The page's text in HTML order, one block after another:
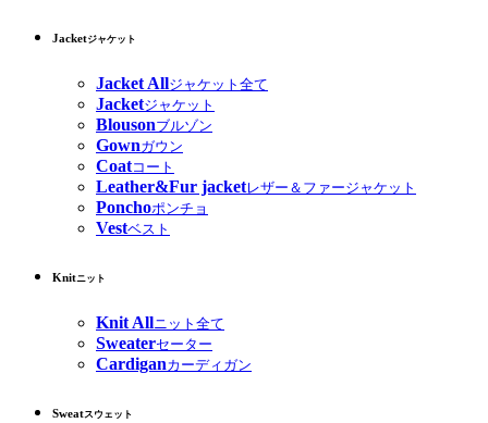
Jacketジャケット
Jacket Allジャケット全て
Jacketジャケット
Blousonブルゾン
Gownガウン
Coatコート
Leather&Fur jacketレザー＆ファージャケット
Ponchoポンチョ
Vestベスト
Knitニット
Knit Allニット全て
Sweaterセーター
Cardiganカーディガン
Sweatスウェット